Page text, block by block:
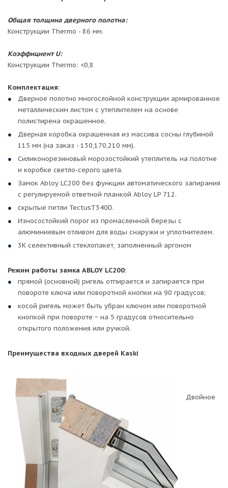
Общая толщина дверного полотна:
Конструкции Thermo - 86 мм.
Коэффициент U:
Конструкции Thermo: <0,8
Комплектация:
Дверное полотно многослойной конструкции армированное
металлическим листом с утеплителем на основе
полистирена окрашенное.
Дверная коробка окрашенная из массива сосны глубиной
115 мм (на заказ - 130,170,210 мм).
Силиконорезиновый морозостойкий утеплитель на полотне
и коробке светло-серого цвета.
Замок Abloy LC200 без функции автоматического запирания
с регулируемой ответной планкой Abloy LP 712.
скрытые петли TectusT340D.
Износостойкий порог из промасленной березы с
алюминиевым отливом для воды снаружи и уплотнителем.
3К селективный стеклопакет, заполненный аргоном
Режим работы замка ABLOY LC200:
прямой (основной) ригель отпирается и запирается при
повороте ключа или поворотной кнопки на 90 градусов;
косой ригель может быть убран ключом или поворотной
кнопкой при повороте ~ на 5 градусов относительно
открытого положения или ручкой.
Преимущества входных дверей Kaski
Двойное